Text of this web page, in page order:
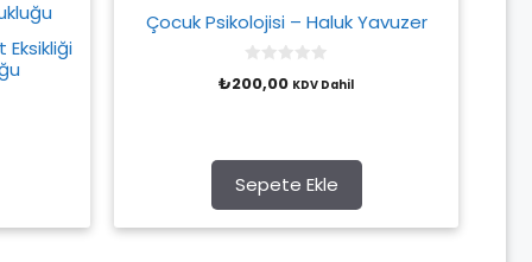
Eksikliği
Çocuk Psikolojisi – Haluk Yavuzer
0
o
5
₺200,00 KDV Dahil
Sepete Ekle